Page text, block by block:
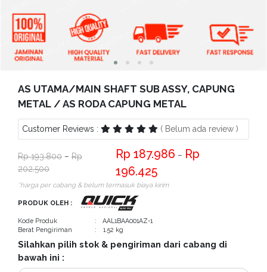
Kritik
dan
Saran
AS UTAMA/MAIN SHAFT SUB ASSY, CAPUNG
METAL / AS RODA CAPUNG METAL
Customer Reviews : ( Belum ada review )
193.800 −
202.500
187.986 −
196.425
*harga per cabang & belum termasuk biaya kirim
PRODUK OLEH :
Kode Produk
: AAL1BAA001AZ-1
Berat Pengiriman
: 1.52 kg
Silahkan pilih stok & pengiriman dari cabang di
bawah ini :